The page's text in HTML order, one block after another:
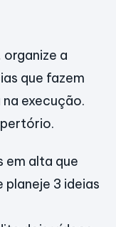
a
que fazem
execução.
em alta que
planeje 3 ideias